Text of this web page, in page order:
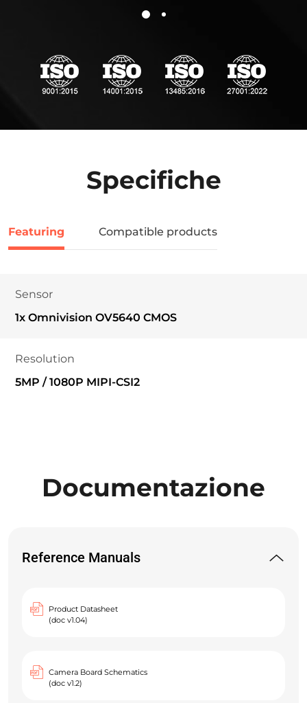
Specifiche
Featuring Compatible products
Sensor
1x Omnivision OV5640 CMOS
Resolution
5MP / 1080P MIPI-CSI2
Documentazione
Reference Manuals
Product Datasheet
(doc v1.04)
Camera Board Schematics
(doc v1.2)